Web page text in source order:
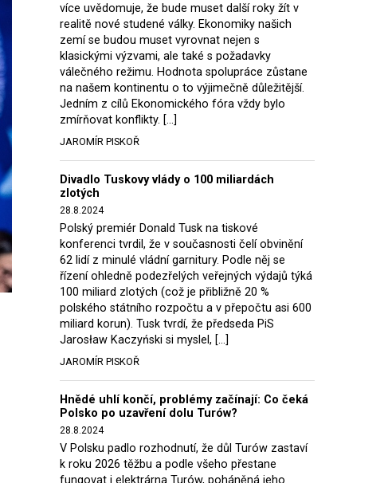
více uvědomuje, že bude muset další roky žít v
realitě nové studené války. Ekonomiky našich
zemí se budou muset vyrovnat nejen s
klasickými výzvami, ale také s požadavky
válečného režimu. Hodnota spolupráce zůstane
na našem kontinentu o to výjimečně důležitější.
Jedním z cílů Ekonomického fóra vždy bylo
zmírňovat konflikty. […]
JAROMÍR PISKOŘ
Divadlo Tuskovy vlády o 100 miliardách
zlotých
28.8.2024
Polský premiér Donald Tusk na tiskové
konferenci tvrdil, že v současnosti čelí obvinění
62 lidí z minulé vládní garnitury. Podle něj se
řízení ohledně podezřelých veřejných výdajů týká
100 miliard zlotých (což je přibližně 20 %
polského státního rozpočtu a v přepočtu asi 600
miliard korun). Tusk tvrdí, že předseda PiS
Jarosław Kaczyński si myslel, […]
JAROMÍR PISKOŘ
Hnědé uhlí končí, problémy začínají: Co čeká
Polsko po uzavření dolu Turów?
28.8.2024
V Polsku padlo rozhodnutí, že důl Turów zastaví
k roku 2026 těžbu a podle všeho přestane
fungovat i elektrárna Turów, poháněná jeho